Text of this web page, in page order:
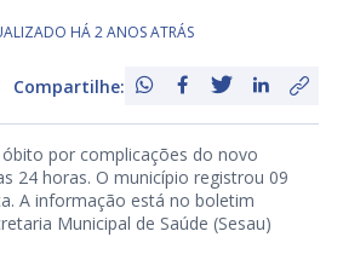
HÁ 2 ANOS ATRÁS
Compartilhe:
por complicações do novo
24 horas. O município registrou 09
A informação está no boletim
Municipal de Saúde (Sesau)